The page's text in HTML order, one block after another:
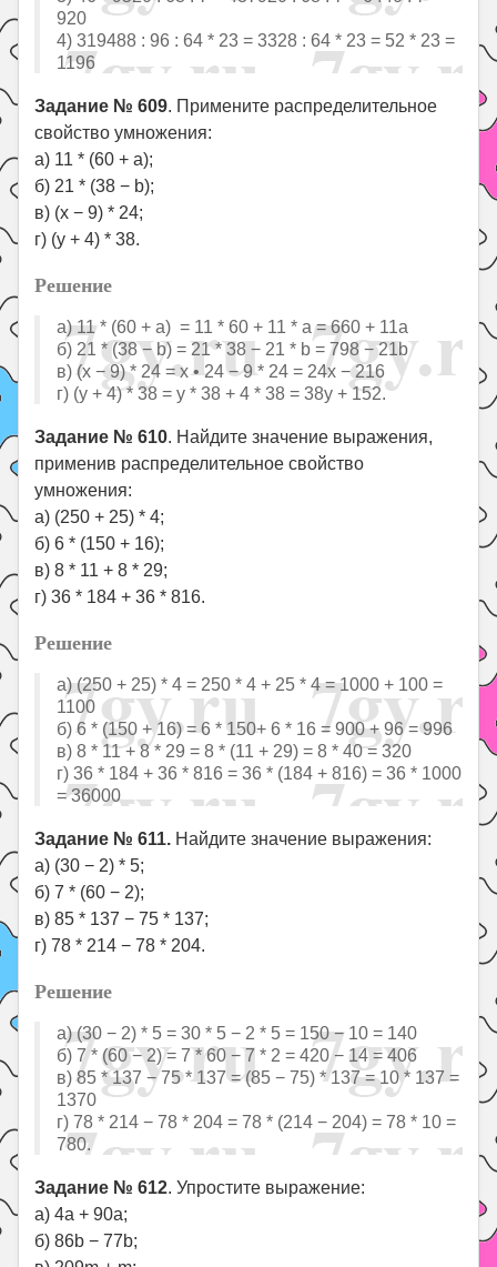
920
4) 319488 : 96 : 64 * 23 = 3328 : 64 * 23 = 52 * 23 =
1196
Задание № 609. Примените распределительное
свойство умножения:
а) 11 * (60 + а);
б) 21 * (38 − b);
в) (х − 9) * 24;
г) (у + 4) * 38.
Решение
a) 11 * (60 + a) = 11 * 60 + 11 * a = 660 + 11a
б) 21 * (38 − b) = 21 * 38 − 21 * b = 798 − 21b
в) (х − 9) * 24 = x • 24 − 9 * 24 = 24x − 216
г) (у + 4) * 38 = у * 38 + 4 * 38 = 38y + 152.
Задание № 610. Найдите значение выражения,
применив распределительное свойство
умножения:
а) (250 + 25) * 4;
б) 6 * (150 + 16);
в) 8 * 11 + 8 * 29;
г) 36 * 184 + 36 * 816.
Решение
a) (250 + 25) * 4 = 250 * 4 + 25 * 4 = 1000 + 100 =
1100
б) 6 * (150 + 16) = 6 * 150+ 6 * 16 = 900 + 96 = 996
в) 8 * 11 + 8 * 29 = 8 * (11 + 29) = 8 * 40 = 320
г) 36 * 184 + 36 * 816 = 36 * (184 + 816) = 36 * 1000
= 36000
Задание № 611. Найдите значение выражения:
а) (30 − 2) * 5;
б) 7 * (60 − 2);
в) 85 * 137 − 75 * 137;
г) 78 * 214 − 78 * 204.
Решение
а) (30 − 2) * 5 = 30 * 5 − 2 * 5 = 150 − 10 = 140
б) 7 * (60 − 2) = 7 * 60 − 7 * 2 = 420 − 14 = 406
в) 85 * 137 − 75 * 137 = (85 − 75) * 137 = 10 * 137 =
1370
г) 78 * 214 − 78 * 204 = 78 * (214 − 204) = 78 * 10 =
780.
Задание № 612. Упростите выражение:
а) 4а + 90а;
б) 86b − 77b;